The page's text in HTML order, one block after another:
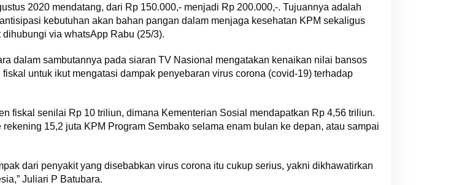
2020 mendatang, dari Rp 150.000,- menjadi Rp 200.000,-. Tujuannya adalah
kebutuhan akan bahan pangan dalam menjaga kesehatan KPM sekaligus
dihubungi via whatsApp Rabu (25/3).
dalam sambutannya pada siaran TV Nasional mengatakan kenaikan nilai bansos
untuk ikut mengatasi dampak penyebaran virus corona (covid-19) terhadap
fiskal senilai Rp 10 triliun, dimana Kementerian Sosial mendapatkan Rp 4,56 triliun.
15,2 juta KPM Program Sembako selama enam bulan ke depan, atau sampai
dari penyakit yang disebabkan virus corona itu cukup serius, yakni dikhawatirkan
Juliari P Batubara.